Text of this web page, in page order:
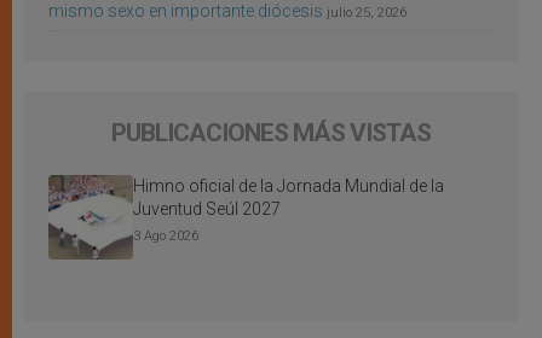
mismo sexo en importante diócesis julio 25, 2026
PUBLICACIONES MÁS VISTAS
Himno oficial de la Jornada Mundial de la
Juventud Seúl 2027
3 Ago 2026